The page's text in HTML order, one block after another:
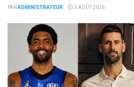
PARADMINISTRATEUR 3 AOÛT 2026